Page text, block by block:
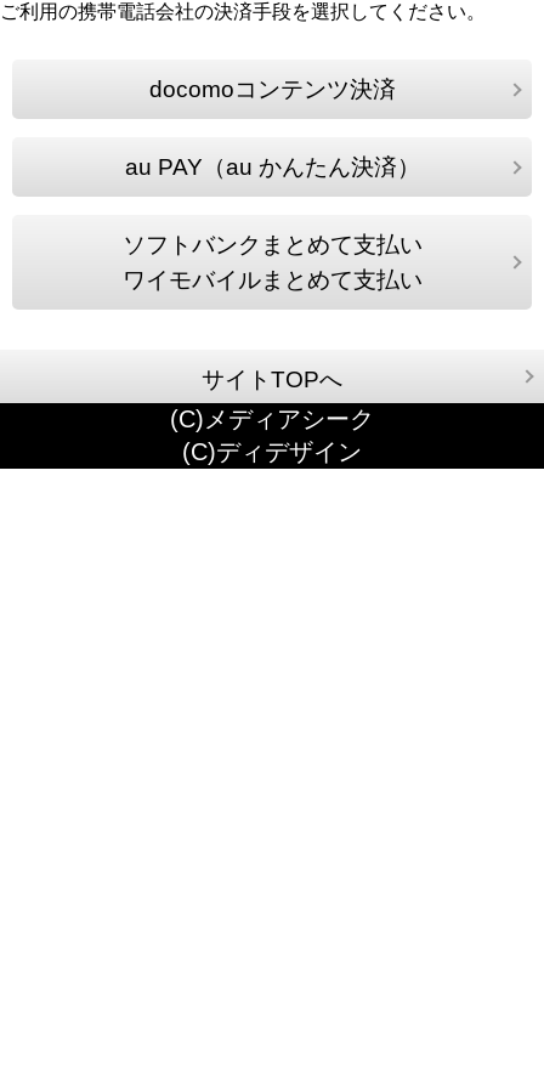
ご利用の携帯電話会社の決済手段を選択してください。
docomoコンテンツ決済
au PAY（au かんたん決済）
ソフトバンクまとめて支払い
ワイモバイルまとめて支払い
サイトTOPへ
(C)メディアシーク
(C)ディデザイン